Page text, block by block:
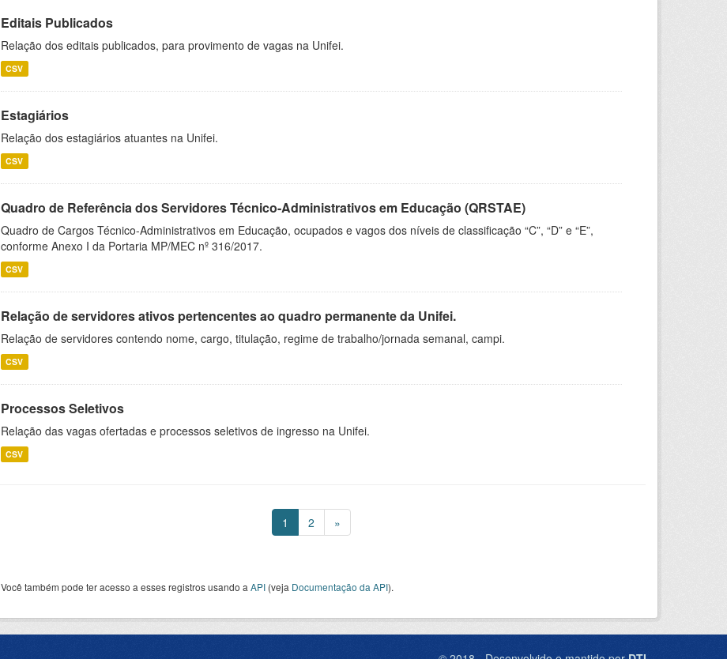
Editais Publicados
Relação dos editais publicados, para provimento de vagas na Unifei.
CSV
Estagiários
Relação dos estagiários atuantes na Unifei.
CSV
Quadro de Referência dos Servidores Técnico-Administrativos em Educação (QRSTAE)
Quadro de Cargos Técnico-Administrativos em Educação, ocupados e vagos dos níveis de classificação “C”, “D” e “E”,
conforme Anexo I da Portaria MP/MEC nº 316/2017.
CSV
Relação de servidores ativos pertencentes ao quadro permanente da Unifei.
Relação de servidores contendo nome, cargo, titulação, regime de trabalho/jornada semanal, campi.
CSV
Processos Seletivos
Relação das vagas ofertadas e processos seletivos de ingresso na Unifei.
CSV
1 2 »
Você também pode ter acesso a esses registros usando a API (veja Documentação da API).